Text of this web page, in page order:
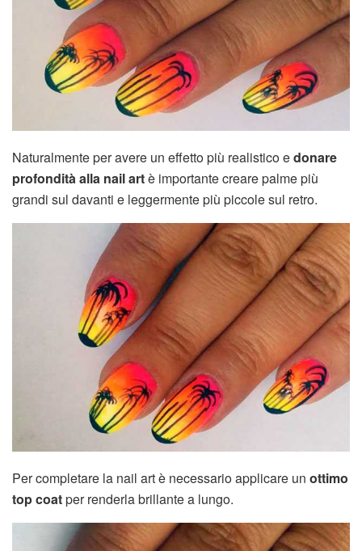
Naturalmente per avere un effetto più realistico edonare
profondità alla nail artè importante creare palme più
grandi sul davanti e leggermente più piccole sul retro.
Per completare la nail art è necessario applicare un ottimo
top coatper renderla brillante a lungo.